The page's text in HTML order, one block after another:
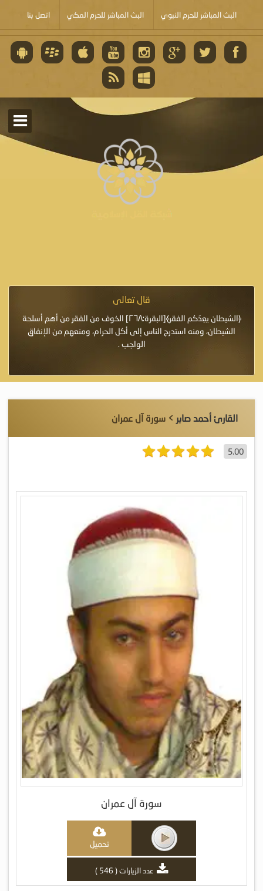
البث المباشر للحرم النبوي البث المباشر للحرم المكي اتصل بنا
قال تعالى
﴿الشيطان يعِدُكم الفقر﴾[البقرة:٢٦٨] الخوف من الفقر من أهم أسلحة
الشيطان، ومنه استدرج الناس إلى أكل الحرام، ومنعهم من الإنفاق
الواجب .
القارئ أحمد صابر > سورة آل عمران
5.00
سورة آل عمران
تحميل
عدد الزيارات ( 546 )